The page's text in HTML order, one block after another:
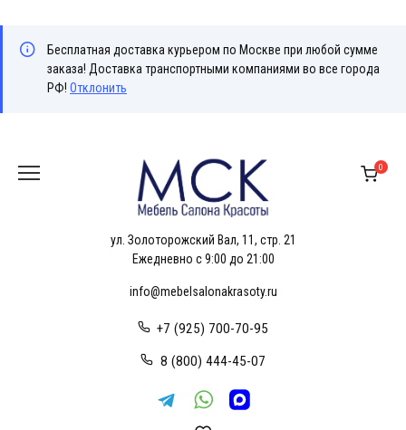
Бесплатная доставка курьером по Москве при любой сумме
заказа! Доставка транспортными компаниями во все города
РФ! Отклонить
содержанию
ул. Золоторожский Вал, 11, стр. 21
Ежедневно с 9:00 до 21:00
info@mebelsalonakrasoty.ru
+7 (925) 700-70-95
8 (800) 444-45-07
0